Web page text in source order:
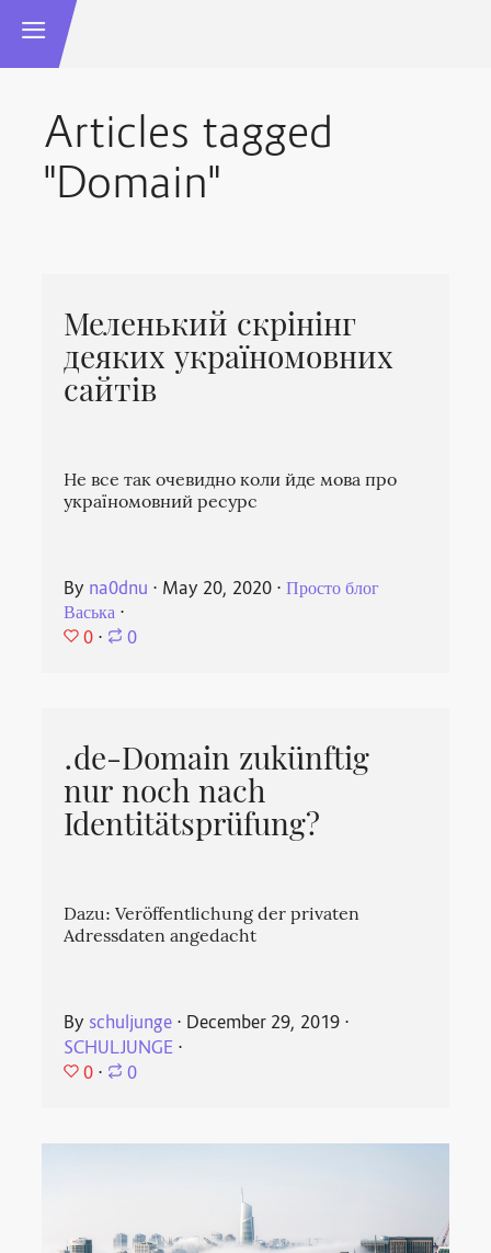
Articles tagged
"Domain"
Меленький скрінінг
деяких україномовних
сайтів
Не все так очевидно коли йде мова про
україномовний ресурс
By na0dnu ⋅ May 20, 2020 ⋅Просто блог
Васька ⋅
0 ⋅ 0
.de-Domain zukünftig
nur noch nach
Identitätsprüfung?
Dazu: Veröffentlichung der privaten
Adressdaten angedacht
By schuljunge ⋅ December 29, 2019 ⋅
SCHULJUNGE ⋅
0 ⋅ 0